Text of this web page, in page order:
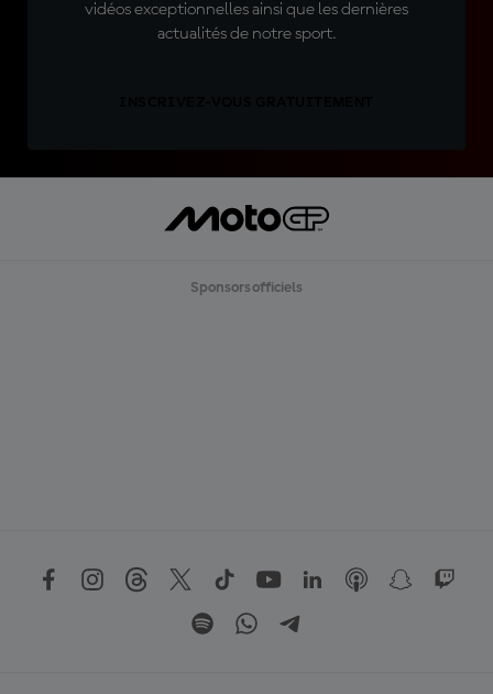
vidéos exceptionnelles ainsi que les dernières
actualités de notre sport.
Sponsors officiels